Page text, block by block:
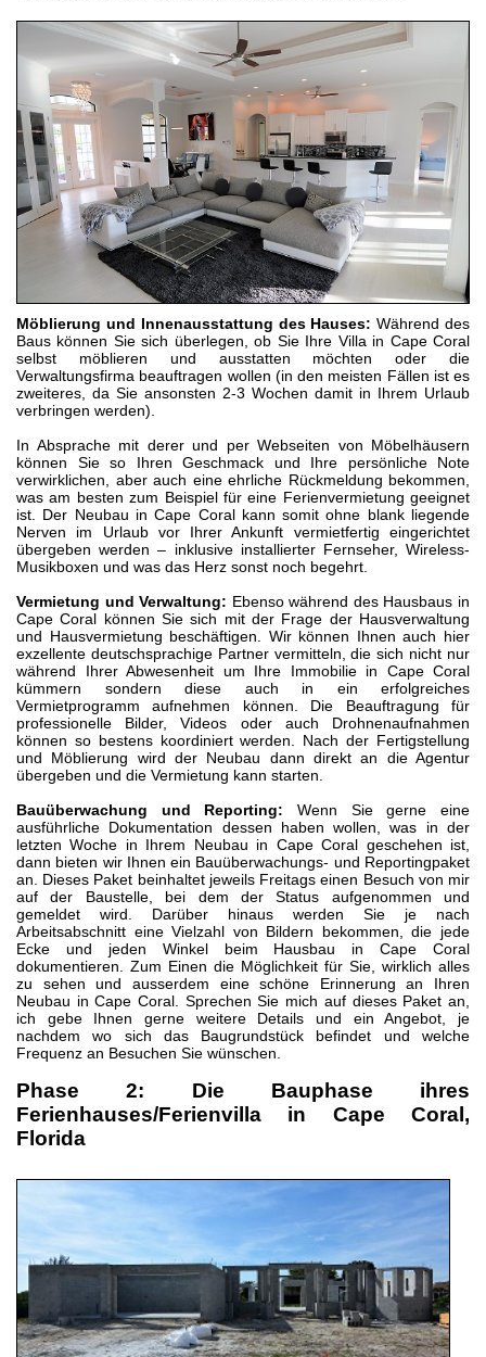
Möblierung und Innenausstattung des Hauses:Während des
Baus können Sie sich überlegen, ob Sie Ihre Villa in Cape Coral
selbst möblieren und ausstatten möchten oder die
Verwaltungsfirma beauftragen wollen (in den meisten Fällen ist es
zweiteres, da Sie ansonsten 2-3 Wochen damit in Ihrem Urlaub
verbringen werden).
In Absprache mit derer und per Webseiten von Möbelhäusern
können Sie so Ihren Geschmack und Ihre persönliche Note
verwirklichen, aber auch eine ehrliche Rückmeldung bekommen,
was am besten zum Beispiel für eine Ferienvermietung geeignet
ist. Der Neubau in Cape Coral kann somit ohne blank liegende
Nerven im Urlaub vor Ihrer Ankunft vermietfertig eingerichtet
übergeben werden – inklusive installierter Fernseher, Wireless-
Musikboxen und was das Herz sonst noch begehrt.
Vermietung und Verwaltung: Ebenso während des Hausbaus in
Cape Coral können Sie sich mit der Frage der Hausverwaltung
und Hausvermietung beschäftigen. Wir können Ihnen auch hier
exzellente deutschsprachige Partner vermitteln, die sich nicht nur
während Ihrer Abwesenheit um Ihre Immobilie in Cape Coral
kümmern sondern diese auch in ein erfolgreiches
Vermietprogramm aufnehmen können. Die Beauftragung für
professionelle Bilder, Videos oder auch Drohnenaufnahmen
können so bestens koordiniert werden. Nach der Fertigstellung
und Möblierung wird der Neubau dann direkt an die Agentur
übergeben und die Vermietung kann starten.
Bauüberwachung und Reporting: Wenn Sie gerne eine
ausführliche Dokumentation dessen haben wollen, was in der
letzten Woche in Ihrem Neubau in Cape Coral geschehen ist,
dann bieten wir Ihnen ein Bauüberwachungs- und Reportingpaket
an. Dieses Paket beinhaltet jeweils Freitags einen Besuch von mir
auf der Baustelle, bei dem der Status aufgenommen und
gemeldet wird. Darüber hinaus werden Sie je nach
Arbeitsabschnitt eine Vielzahl von Bildern bekommen, die jede
Ecke und jeden Winkel beim Hausbau in Cape Coral
dokumentieren. Zum Einen die Möglichkeit für Sie, wirklich alles
zu sehen und ausserdem eine schöne Erinnerung an Ihren
Neubau in Cape Coral. Sprechen Sie mich auf dieses Paket an,
ich gebe Ihnen gerne weitere Details und ein Angebot, je
nachdem wo sich das Baugrundstück befindet und welche
Frequenz an Besuchen Sie wünschen.
Phase 2: Die Bauphase ihres
Ferienhauses/Ferienvilla in Cape Coral,
Florida